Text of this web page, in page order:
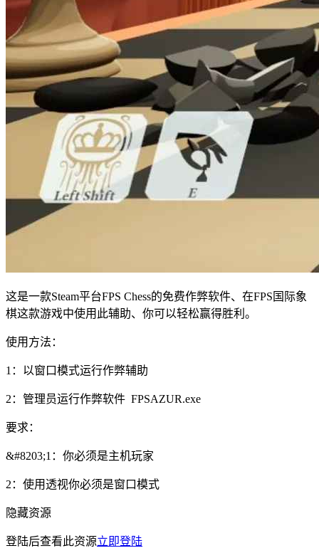
这是一款Steam平台FPS Chess的免费作弊软件、在FPS国际象
棋这款游戏中使用此辅助、你可以轻松赢得胜利。
使用方法：
1：以窗口模式运行作弊辅助
2：管理员运行作弊软件 FPSAZUR.exe
要求：
&#8203;1：你必须是主机玩家
2：使用透视你必须是窗口模式
隐藏资源
登陆后查看此资源立即登陆